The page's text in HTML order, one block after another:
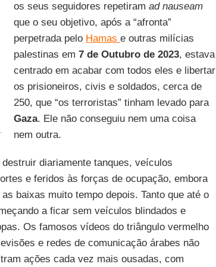
os seus seguidores repetiram ad nauseam
que o seu objetivo, após a “afronta”
perpetrada pelo Hamas e outras milícias
palestinas em 7 de Outubro de 2023, estava
centrado em acabar com todos eles e libertar
os prisioneiros, civis e soldados, cerca de
250, que “os terroristas” tinham levado para
Gaza. Ele não conseguiu nem uma coisa
nem outra.
diariamente tanques, veículos
e feridos às forças de ocupação, embora
baixas muito tempo depois. Tanto que até o
a ficar sem veículos blindados e
Os famosos vídeos do triângulo vermelho
e redes de comunicação árabes não
ações cada vez mais ousadas, com